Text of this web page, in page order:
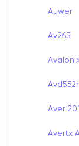
Auwer
Av265
Aver
Avertx